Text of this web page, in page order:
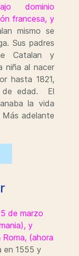
dominio
francesa, y
mismo se
Sus padres
Catalan y
niña al nacer
hasta 1821,
de edad. El
la vida
adelante
de marzo
y
(ahora
en 1555 y